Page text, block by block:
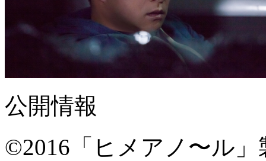
公開情報
©2016「ヒメアノ〜ル」